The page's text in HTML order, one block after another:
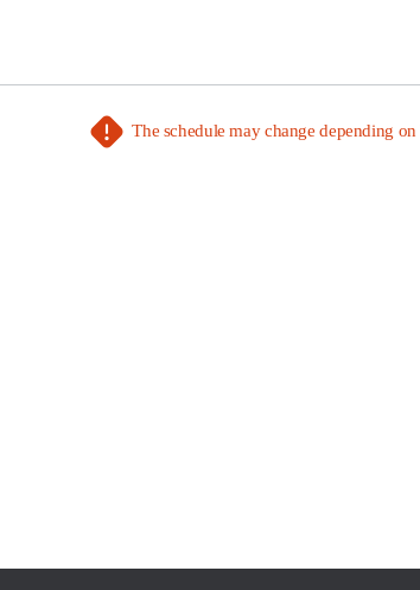
The schedule may change depending